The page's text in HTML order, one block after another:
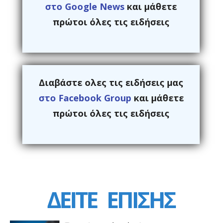
στο Google News και μάθετε
πρώτοι όλες τις ειδήσεις
Διαβάστε ολες τις ειδήσεις μας
στο Facebook Group και μάθετε
πρώτοι όλες τις ειδήσεις
ΔΕΙΤΕ ΕΠΙΣΗΣ